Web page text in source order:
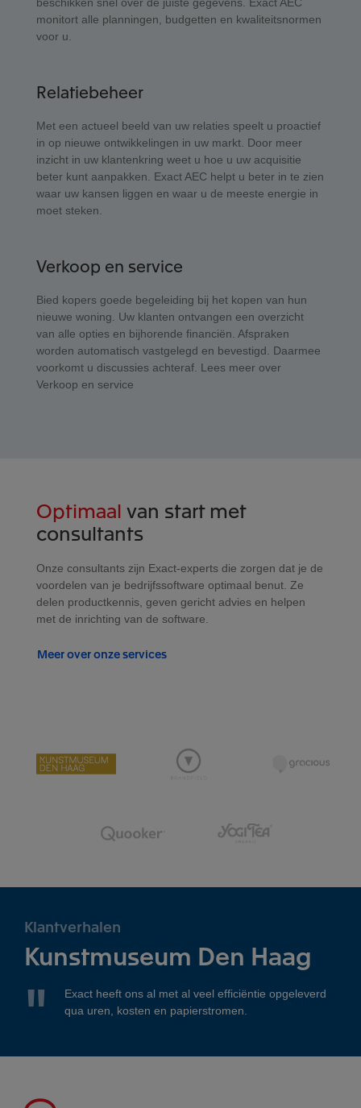
monitort alle planningen, budgetten en kwaliteitsnormen
voor u.
Relatiebeheer
Met een actueel beeld van uw relaties speelt u proactief
in op nieuwe ontwikkelingen in uw markt. Door meer
inzicht in uw klantenkring weet u hoe u uw acquisitie
beter kunt aanpakken. Exact AEC helpt u beter in te zien
waar uw kansen liggen en waar u de meeste energie in
moet steken.
Verkoop en service
Bied kopers goede begeleiding bij het kopen van hun
nieuwe woning. Uw klanten ontvangen een overzicht
van alle opties en bijhorende financiën. Afspraken
worden automatisch vastgelegd en bevestigd. Daarmee
voorkomt u discussies achteraf. Lees meer over
Verkoop en service
Optimaal van start met
consultants
Onze consultants zijn Exact-experts die zorgen dat je de
voordelen van je bedrijfssoftware optimaal benut. Ze
delen productkennis, geven gericht advies en helpen
met de inrichting van de software.
Meer over onze services
Klantverhalen
Kunstmuseum Den Haag
Exact heeft ons al met al veel efficiëntie opgeleverd
qua uren, kosten en papierstromen.